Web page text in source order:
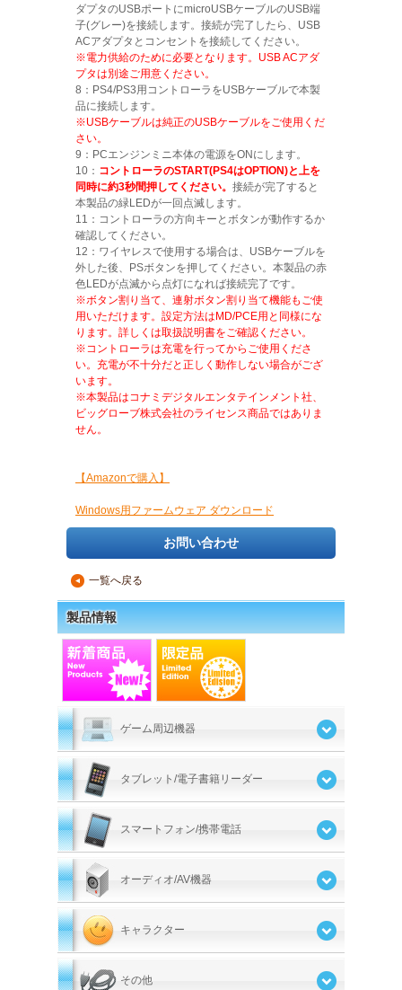
ダプタのUSBポートにmicroUSBケーブルのUSB端
子(グレー)を接続します。接続が完了したら、USB
ACアダプタとコンセントを接続してください。
※電力供給のために必要となります。USB ACアダ
プタは別途ご用意ください。
8：PS4/PS3用コントローラをUSBケーブルで本製
品に接続します。
※USBケーブルは純正のUSBケーブルをご使用くだ
さい。
9：PCエンジンミニ本体の電源をONにします。
10： コントローラのSTART(PS4はOPTION)と上を
同時に約3秒間押してください。 接続が完了すると
本製品の緑LEDが一回点滅します。
11：コントローラの方向キーとボタンが動作するか
確認してください。
12：ワイヤレスで使用する場合は、USBケーブルを
外した後、PSボタンを押してください。本製品の赤
色LEDが点滅から点灯になれば接続完了です。
※ボタン割り当て、連射ボタン割り当て機能もご使
用いただけます。設定方法はMD/PCE用と同様にな
ります。詳しくは取扱説明書をご確認ください。
※コントローラは充電を行ってからご使用くださ
い。充電が不十分だと正しく動作しない場合がござ
います。
※本製品はコナミデジタルエンタテインメント社、
ビッグローブ株式会社のライセンス商品ではありま
せん。
【Amazonで購入】
Windows用ファームウェア ダウンロード
お問い合わせ
▲ 一覧へ戻る
製品情報
ゲーム周辺機器
タブレット/電子書籍リーダー
スマートフォン/携帯電話
オーディオ/AV機器
キャラクター
その他